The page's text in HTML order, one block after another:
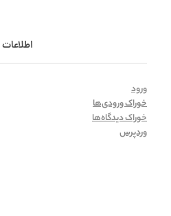
اطلاعات
ورود
خوراک ورودی‌ها
خوراک دیدگاه‌ها
وردپرس